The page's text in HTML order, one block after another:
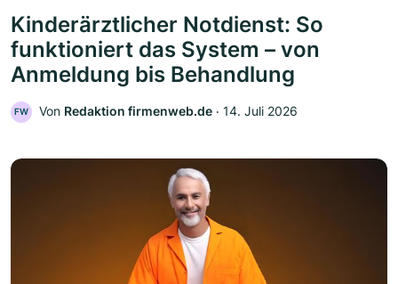
Kinderärztlicher Notdienst: So
funktioniert das System – von
Anmeldung bis Behandlung
FW Von Redaktion firmenweb.de ‧ 14. Juli 2026